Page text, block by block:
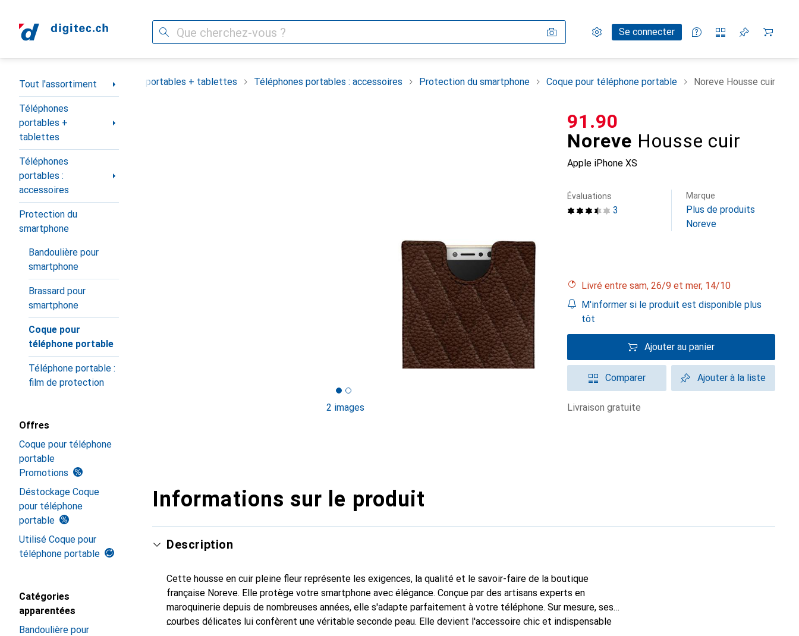
Recherche Paramètres
Compte clientSe connecter
Listes de comparaison
Listes d'envies
Panier
Navigation par catégorie
Tout l'assortiment
Téléphones
portables +
tablettes
Téléphones
portables :
accessoires
Protection du
smartphone
Bandoulière pour
smartphone
Brassard pour
smartphone
Coque pour
téléphone portable
Téléphone portable :
film de protection
Offres
Coque pour téléphone
portable
Promotions
Déstockage Coque
pour téléphone
portable
Utilisé Coque pour
téléphone portable
Catégories
apparentées
Bandoulière pour
Tout l'assortiment Téléphones portables + tablettes Téléphones portables : accessoires Protection du smartphone Coque pour téléphone portable Noreve Housse cuir
2 images
Noreve Housse cuir
Apple iPhone XS
CHF
91.90
3
Évaluations Marque
Plus de produits
Noreve
Livré entre sam, 26/9 et mer, 14/10
M'informer si le produit est disponible plus
tôt
Ajouter au panier
Comparer Ajouter à la liste
livraison gratuite
Informations sur le produit
Description
Cette housse en cuir pleine fleur représente les exigences, la qualité et le savoir-faire de la boutique
française Noreve. Elle protège votre smartphone avec élégance. Conçue par des artisans experts en
maroquinerie depuis de nombreuses années, elle s'adapte parfaitement à votre téléphone. Sur mesure, ses
courbes délicates lui confèrent une véritable seconde peau. Elle devient l'accessoire chic et indispensable